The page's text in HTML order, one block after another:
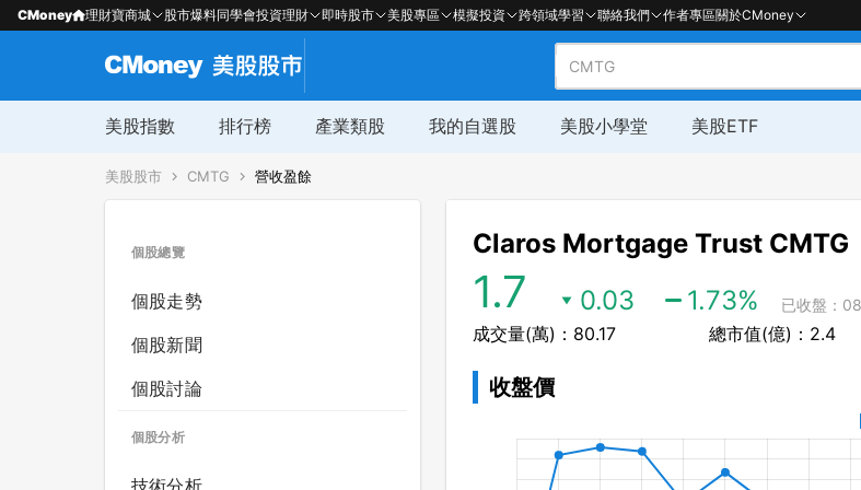
CMoney 理財寶商城 股市爆料同學會投資理財 即時股市 美股專區 模擬投資 跨領域學習 聯絡我們 作者專區關於CMoney
美股指數 排行榜 產業類股 我的自選股 美股小學堂 美股ETF
美股股市 CMTG 營收盈餘
個股總覽
個股走勢
個股新聞
個股討論
個股分析
技術分析
Claros Mortgage Trust CMTG
1.7 0.03 1.73% 已收盤：
成交量(萬)：80.17 總市值(億)：2.4
收盤價